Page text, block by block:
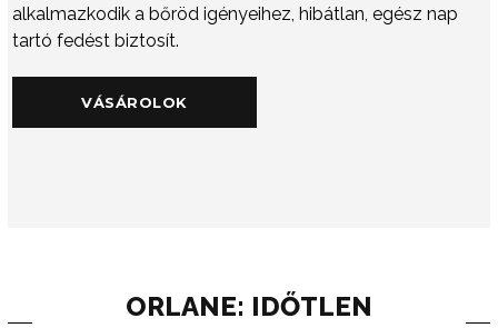
alkalmazkodik a bőröd igényeihez, hibátlan, egész nap
tartó fedést biztosít.
VÁSÁROLOK
ORLANE: IDŐTLEN